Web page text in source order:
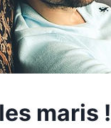
maris !